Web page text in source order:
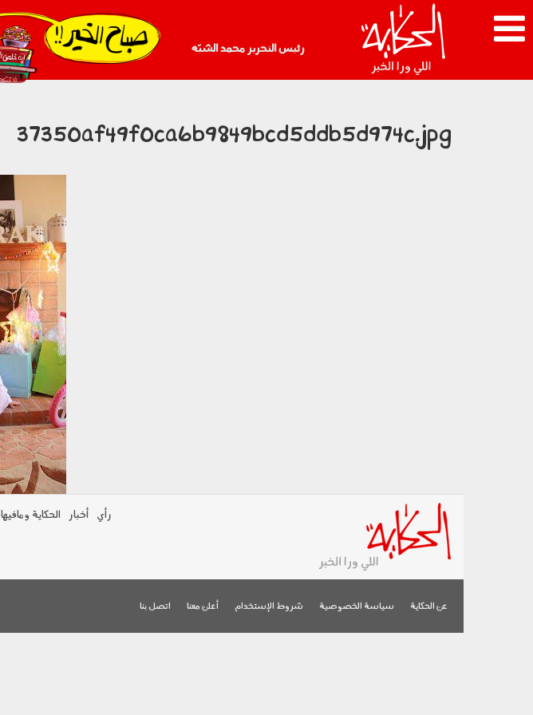
رئيس التحرير محمد الشبّه
37350af49f0ca6b9849bcd5ddb5d974c.jpg
رأي أخبار الحكاية ومافيها
عن الحكاية سياسة الخصوصية شروط الإستخدام أعلن معنا اتصل بنا